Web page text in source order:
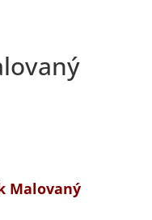
Malovaný